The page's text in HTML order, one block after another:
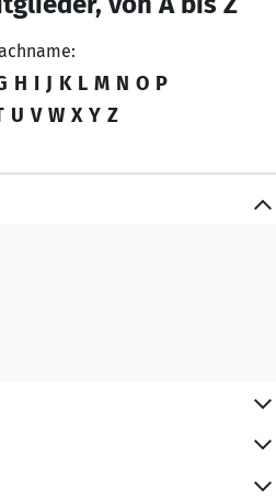
H I J K L M N O P
U V W X Y Z